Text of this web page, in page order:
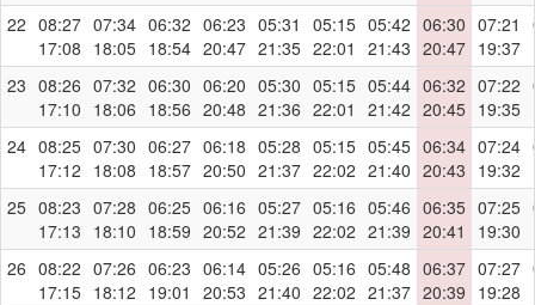
22 08:27
17:08
07:34
18:05
06:32
18:54
06:23
20:47
05:31
21:35
05:15
22:01
05:42
21:43
06:30
20:47
07:21
19:37
23 08:26
17:10
07:32
18:06
06:30
18:56
06:20
20:48
05:30
21:36
05:15
22:01
05:44
21:42
06:32
20:45
07:22
19:35
24 08:25
17:12
07:30
18:08
06:27
18:57
06:18
20:50
05:28
21:37
05:15
22:02
05:45
21:40
06:34
20:43
07:24
19:32
25 08:23
17:13
07:28
18:10
06:25
18:59
06:16
20:52
05:27
21:39
05:16
22:02
05:46
21:39
06:35
20:41
07:25
19:30
26 08:22
17:15
07:26
18:12
06:23
19:01
06:14
20:53
05:26
21:40
05:16
22:02
05:48
21:37
06:37
20:39
07:27
19:28